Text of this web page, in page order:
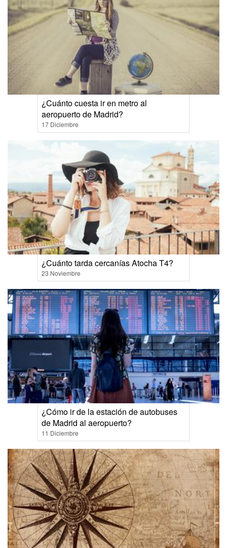
¿Cuánto cuesta ir en metro al
aeropuerto de Madrid?
17 Diciembre
¿Cuánto tarda cercanías Atocha T4?
23 Noviembre
¿Cómo ir de la estación de autobuses
de Madrid al aeropuerto?
11 Diciembre